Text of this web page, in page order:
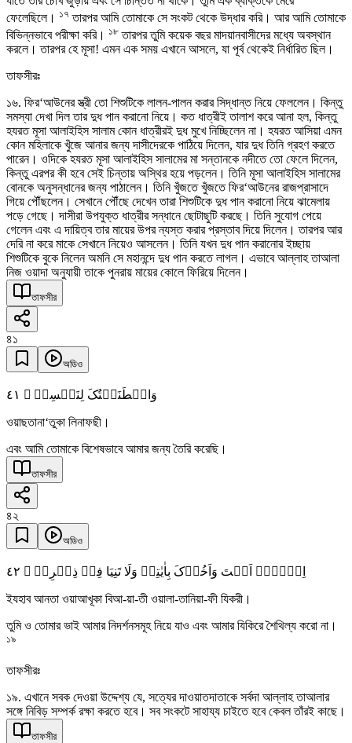
ফেলেছিলে। ১৭ তারপর আমি তোমাকে সে সংকট থেকে উদ্ধার করি। আর আমি তোমাকে
বিভিন্নভাবে পরীক্ষা করি। ১৮ তারপর তুমি কয়েক বছর মাদয়ানবাসীদের মধ্যে অবস্থান
করলে। তারপর হে মূসা! এমন এক সময় এখানে আসলে, যা পূর্ব থেকেই নির্ধারিত ছিল।
তাফসীরঃ
১৬. ফির‘আউনের স্ত্রী তো শিশুটিকে লালন-পালন করার সিদ্ধান্ত নিয়ে ফেললেন। কিন্তু
সমস্যা দেখা দিল তার দুধ পান করানো নিয়ে। কত ধাত্রীই তালাশ করে আনা হল, কিন্তু
হযরত মূসা আলাইহিস সালাম কোন ধাত্রীরই দুধ মুখে নিচ্ছিলেন না। হযরত আসিয়া এমন
কোন মহিলাকে খুঁজে আনার জন্য দাসীদেরকে পাঠিয়ে দিলেন, যার দুধ তিনি গ্রহণ করতে
পারেন। ওদিকে হযরত মূসা আলাইহিস সালামের মা সন্তানকে নদীতে তো ফেলে দিলেন,
কিন্তু এরপর কী হবে সেই চিন্তায় অস্থির হয়ে পড়লেন। তিনি মূসা আলাইহিস সালামের
বোনকে অনুসন্ধানের জন্য পাঠালেন। তিনি খুঁজতে খুঁজতে ফির‘আউনের রাজপ্রাসাদে
গিয়ে পৌঁছলেন। সেখানে পৌঁছে দেখেন তারা শিশুটিকে দুধ পান করানো নিয়ে ঝামেলায়
পড়ে গেছে। দাসীরা উপযুক্ত ধাত্রীর সন্ধানে ছোটাছুটি করছে। তিনি সুযোগ পেয়ে
গেলেন এবং এ দায়িত্ব তার মায়ের উপর ন্যস্ত করার প্রস্তাব দিয়ে দিলেন। তারপর আর
দেরি না করে মাকে সেখানে নিয়েও আসলেন। তিনি যখন দুধ পান করানোর ইচ্ছায়
শিশুটিকে বুকে নিলেন অমনি সে মহানন্দে দুধ পান করতে লাগল। এভাবে আল্লাহ তাআলা
নিজ ওয়াদা অনুযায়ী তাকে পুনরায় মায়ের কোলে ফিরিয়ে দিলেন।
তাফসীর
৪১
অডিও
وَاصۡطَنَعۡتُکَ لِنَفۡسِیۡ ۚ ٤١
ওয়াছতানা‘তুকা লিনাফছী।
এবং আমি তোমাকে বিশেষভাবে আমার জন্য তৈরি করেছি।
তাফসীর
৪২
অডিও
اِذۡہَبۡ اَنۡتَ وَاَخُوۡکَ بِاٰیٰتِیۡ وَلَا تَنِیَا فِیۡ ذِکۡرِیۡ ۚ ٤٢
ইযহাব আনতা ওয়াআখূকা বিআ-য়া-তী ওয়ালা-তানিয়া-ফী যিকরী।
তুমি ও তোমার ভাই আমার নিদর্শনসমূহ নিয়ে যাও এবং আমার যিকিরে শৈথিল্য করো না।
১৯
তাফসীরঃ
১৯. এখানে সবক দেওয়া উদ্দেশ্য যে, সত্যের দাওয়াতদাতাকে সর্বদা আল্লাহ তাআলার
সঙ্গে নিবিড় সম্পর্ক রক্ষা করতে হবে। সব সংকটে সাহায্য চাইতে হবে কেবল তাঁরই কাছে।
তাফসীর